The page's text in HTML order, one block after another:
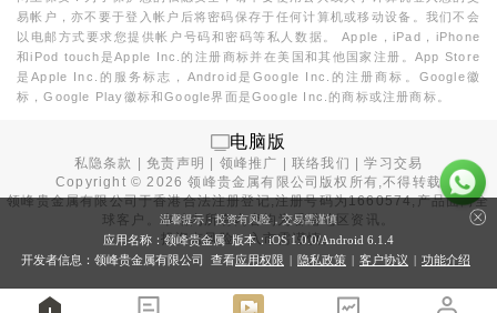
易帐户，亦不要于登入帐户后将密码保存于任何计算机或移动设备。我们不会
以电邮方式要求您提供帐户号码和密码等私人数据。 Apple，iPad，iPhone
和iPod touch是Apple Inc.的注册商标并在美国和其他国家注册。App Store
是Apple Inc.的服务标志，Android是Google Inc.的注册商标。Google徽
标，Google Play徽标和Google界面是Google Inc.的商标或注册商标。
电脑版
私隐条款 |免责声明 领峰推广 |联络我们 |学习交易
Copyright ©2026 领峰贵金属有限公司版权所有,不得转载
领峰贵金属有限公司于香港合法注册登记,注册号码为1660574,产品面向全
球客户。本站内所有内容均为香港地区资讯。
投资有风险，入市需谨慎。
温馨提示：投资有风险，交易需谨慎
应用名称：领峰贵金属 版本：iOS 1.0.0/Android 6.1.4
开发者信息：领峰贵金属有限公司 查看应用权限 | 隐私政策 | 客户协议 | 功能介绍